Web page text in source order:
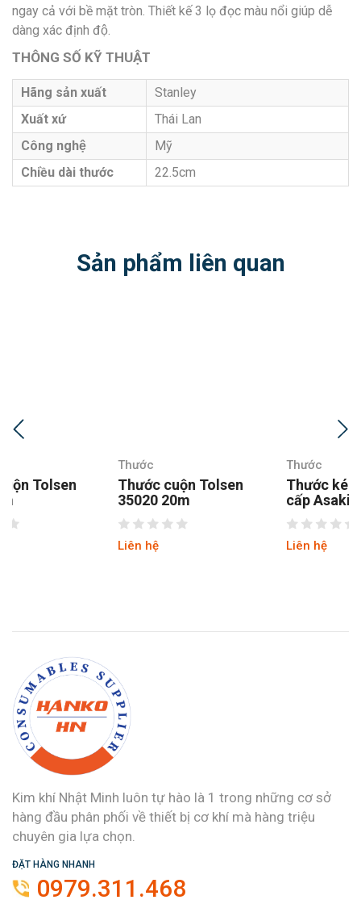
ngay cả với bề mặt tròn. Thiết kế 3 lọ đọc màu nổi giúp dễ
dàng xác định độ.
THÔNG SỐ KỸ THUẬT
Hãng sản xuất
Stanley
Xuất xứ
Thái Lan
Công nghệ
Mỹ
Chiều dài thước
22.5cm
Sản phẩm liên quan
Thước cuộn Tolsen
Thước kéo 2 mặt cao
cấp Asaki AK-2710
Kim khí Nhật Minh luôn tự hào là 1 trong những cơ sở
hàng đầu phân phối về thiết bị cơ khí mà hàng triệu
chuyên gia lựa chọn.
ĐẶT HÀNG NHANH
0979.311.468